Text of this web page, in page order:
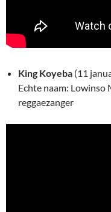
King Koyeba (11
Echte naam: Lowinso
reggaezanger